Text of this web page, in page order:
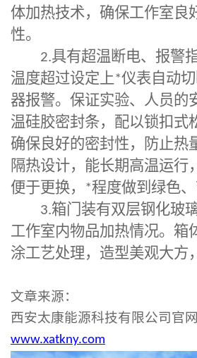
体加热技术，确保工作室良
性。
2.具有超温断电、报警
温度超过设定上*仪表自动
器报警。保证实验、人员的
温硅胶密封条，配以锁扣式
确保良好的密封性，防止热
隔热设计，能长期高温运行
便于更换， *程度做到绿色、
3.箱门装有双层钢化玻
工作室内物品加热情况。箱
涂工艺处理，造型美观大方
文章来源：
西安太康能源科技有限公司官网
www.xatkny.com